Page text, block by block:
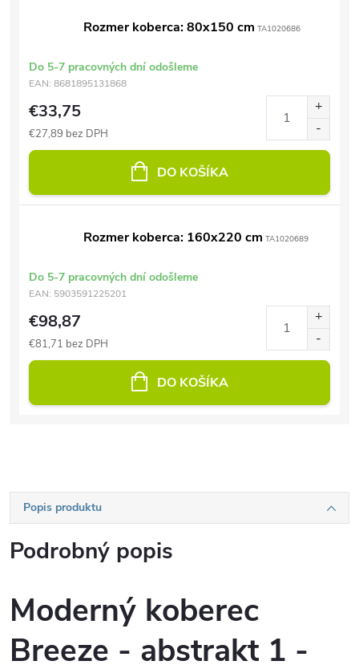
Rozmer koberca: 80x150 cm TA1020686
Do 5-7 pracovných dní odošleme
EAN: 8681895131868
€33,75
€27,89 bez DPH
DO KOŠÍKA
Rozmer koberca: 160x220 cm TA1020689
Do 5-7 pracovných dní odošleme
EAN: 5903591225201
€98,87
€81,71 bez DPH
DO KOŠÍKA
Popis produktu
Podrobný popis
Moderný koberec
Breeze - abstrakt 1 -